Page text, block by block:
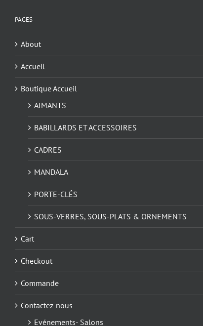
choisies
la
PAGES
About
Accueil
Boutique Accueil
AIMANTS
BABILLARDS ET ACCESSOIRES
CADRES
MANDALA
PORTE-CLÉS
SOUS-VERRES, SOUS-PLATS & ORNEMENTS
Cart
Checkout
Commande
Contactez-nous
Evénements- Salons